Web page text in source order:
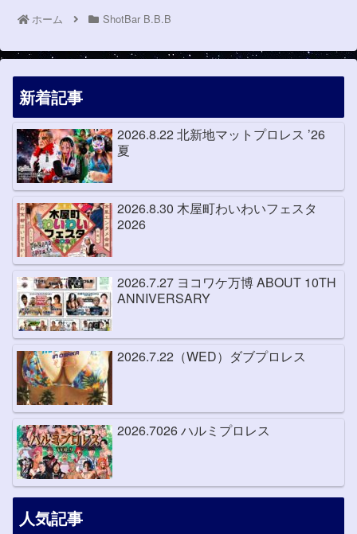
ホーム ShotBar B.B.B
新着記事
2026.8.22 北新地マットプロレス ’26
夏
2026.8.30 木屋町わいわいフェスタ
2026
2026.7.27 ヨコワケ万博 ABOUT 10TH
ANNIVERSARY
2026.7.22（WED）ダブプロレス
2026.7026 ハルミプロレス
人気記事